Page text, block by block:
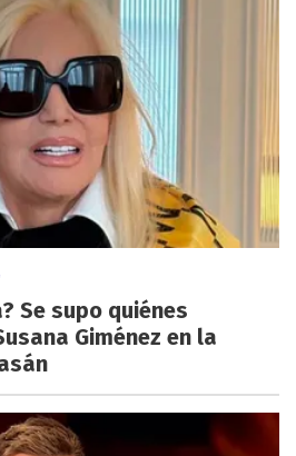
Se supo quiénes
Giménez en la